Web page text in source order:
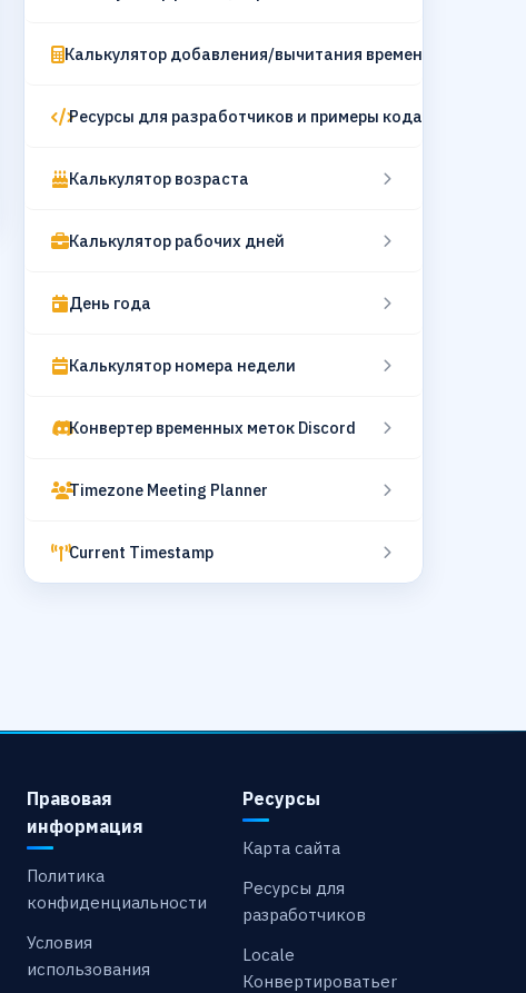
Калькулятор добавления/вычитания времени
Ресурсы для разработчиков и примеры кода
Калькулятор возраста
Калькулятор рабочих дней
День года
Калькулятор номера недели
Конвертер временных меток Discord
Timezone Meeting Planner
Current Timestamp
Правовая
информация
Политика
конфиденциальности
Условия
использования
Ресурсы
Карта сайта
Ресурсы для
разработчиков
Locale
Конвертироватьer